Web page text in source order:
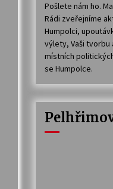
Pošlete nám ho.
Rádi zveřejníme
Humpolci,
výlety, Vaši tvorbu
místních
se Humpolce.